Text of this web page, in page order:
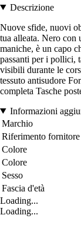
Descrizione
Nuove sfide, nuovi
tua alleata. Nero con
maniche, è un capo
passanti per i pollici,
visibili durante le
tessuto antisudore
completa Tasche
Informazioni
Marchio
Riferimento fornitore
Colore
Colore
Sesso
Fascia d'età
Loading...
Loading...